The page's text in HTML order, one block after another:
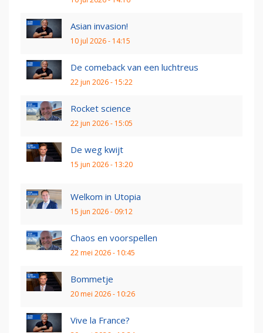
Asian invasion!
10 jul 2026 - 14:15
De comeback van een luchtreus
22 jun 2026 - 15:22
Rocket science
22 jun 2026 - 15:05
De weg kwijt
15 jun 2026 - 13:20
Welkom in Utopia
15 jun 2026 - 09:12
Chaos en voorspellen
22 mei 2026 - 10:45
Bommetje
20 mei 2026 - 10:26
Vive la France?